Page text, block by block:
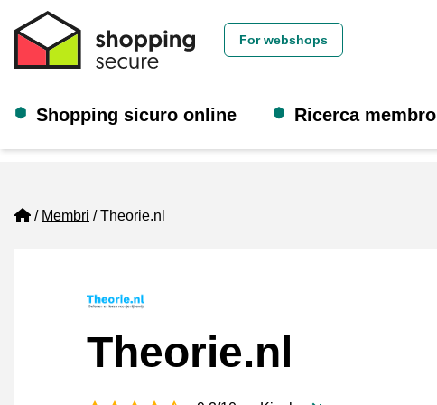
For webshops
Shopping sicuro online Ricerca membro
Home
Membri Theorie.nl
Theorie.nl